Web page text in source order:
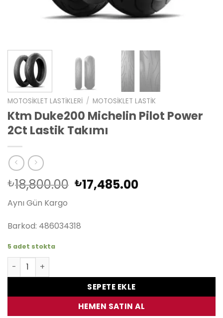
MOTOSIKLET LASTIKLERI / MOTOSIKLET LASTIK
Ktm Duke200 Michelin Pilot Power
2Ct Lastik Takımı
₺18,800.00 Orijinal
₺17,485.00Şu
Aynı Gün Kargo
Barkod: 486034318
5 adet stokta
Ktm Duke200 Michelin Pilot Power 2Ct Lastik Takımı adet
SEPETE EKLE
HEMEN SATIN AL